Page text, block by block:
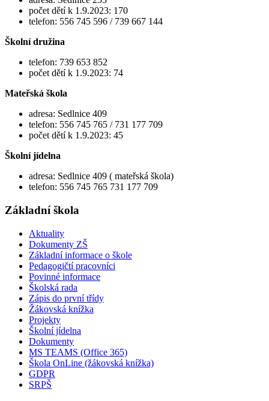
počet dětí k 1.9.2023: 170
telefon: 556 745 596 / 739 667 144
Školní družina
telefon: 739 653 852
počet dětí k 1.9.2023: 74
Mateřská škola
adresa: Sedlnice 409
telefon: 556 745 765 / 731 177 709
počet dětí k 1.9.2023: 45
Školní jídelna
adresa: Sedlnice 409 ( mateřská škola)
telefon: 556 745 765 731 177 709
Základní škola
Aktuality
Dokumenty ZŠ
Základní informace o škole
Pedagogičtí pracovníci
Povinné informace
Školská rada
Zápis do první třídy
Žákovská knížka
Projekty
Školní jídelna
Dokumenty
MS TEAMS (Office 365)
Škola OnLine (žákovská knížka)
GDPR
SRPŠ